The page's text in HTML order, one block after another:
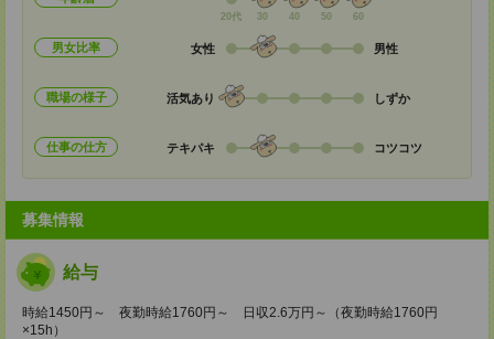
20代 30 40 50 60
男女比率 女性 男性
職場の様子 活気あり しずか
仕事の仕方 テキパキ コツコツ
募集情報
給与
時給1450円～ 夜勤時給1760円～ 日収2.6万円～（夜勤時給1760円
×15h）